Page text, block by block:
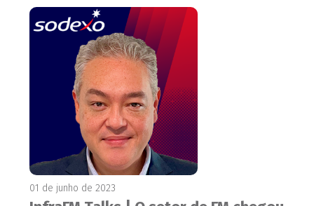
01 de junho de 2023